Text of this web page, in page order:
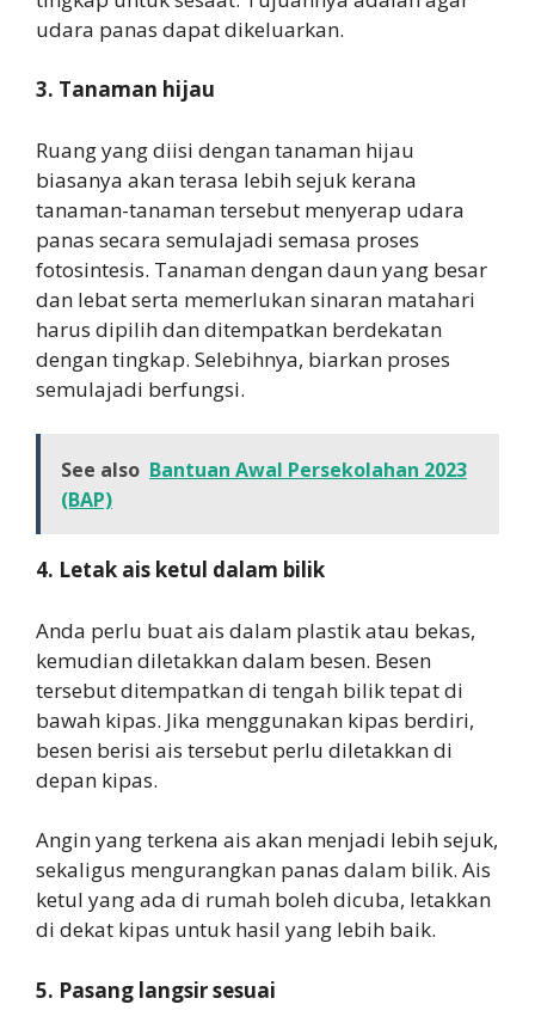
udara panas dapat dikeluarkan.
3. Tanaman hijau
Ruang yang diisi dengan tanaman hijau
biasanya akan terasa lebih sejuk kerana
tanaman-tanaman tersebut menyerap udara
panas secara semulajadi semasa proses
fotosintesis. Tanaman dengan daun yang besar
dan lebat serta memerlukan sinaran matahari
harus dipilih dan ditempatkan berdekatan
dengan tingkap. Selebihnya, biarkan proses
semulajadi berfungsi.
See also Bantuan Awal Persekolahan 2023
(BAP)
4. Letak ais ketul dalam bilik
Anda perlu buat ais dalam plastik atau bekas,
kemudian diletakkan dalam besen. Besen
tersebut ditempatkan di tengah bilik tepat di
bawah kipas. Jika menggunakan kipas berdiri,
besen berisi ais tersebut perlu diletakkan di
depan kipas.
Angin yang terkena ais akan menjadi lebih sejuk,
sekaligus mengurangkan panas dalam bilik. Ais
ketul yang ada di rumah boleh dicuba, letakkan
di dekat kipas untuk hasil yang lebih baik.
5. Pasang langsir sesuai